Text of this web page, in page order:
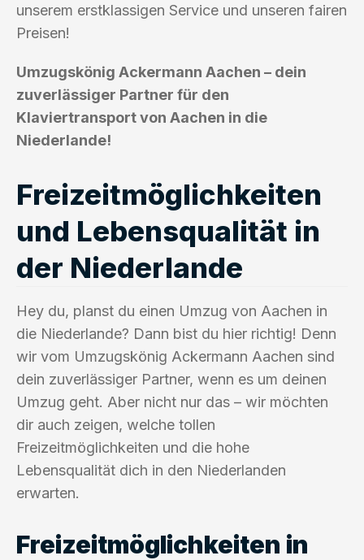
unserem erstklassigen Service und unseren fairen
Preisen!
Umzugskönig Ackermann Aachen – dein
zuverlässiger Partner für den
Klaviertransport von Aachen in die
Niederlande!
Freizeitmöglichkeiten
und Lebensqualität in
der Niederlande
Hey du, planst du einen Umzug von Aachen in
die Niederlande? Dann bist du hier richtig! Denn
wir vom Umzugskönig Ackermann Aachen sind
dein zuverlässiger Partner, wenn es um deinen
Umzug geht. Aber nicht nur das – wir möchten
dir auch zeigen, welche tollen
Freizeitmöglichkeiten und die hohe
Lebensqualität dich in den Niederlanden
erwarten.
Freizeitmöglichkeiten in